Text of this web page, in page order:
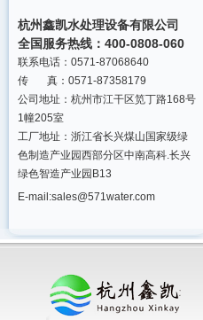
杭州鑫凯水处理设备有限公司
全国服务热线：400-0808-060
联系电话：0571-87068640
传 真：0571-87358179
公司地址：杭州市江干区笕丁路168号
1幢205室
工厂地址：浙江省长兴煤山国家级绿
色制造产业园西部分区中南高科.长兴
绿色智造产业园B13
E-mail:sales@571water.com